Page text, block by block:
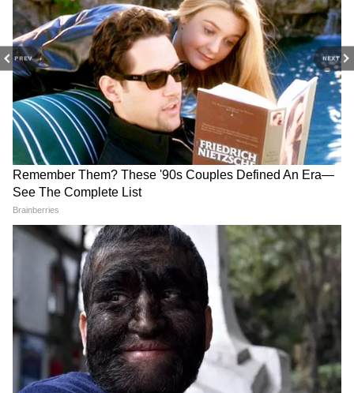
PREV NEXT
RECOMMENDED STORIES
CEO Hiring Story: 50 हज़ार
ज़्यादा सैलरी मांगी, लैपटॉप लिया
और गायब हो गई नई कर्मचारी!
₹15 लाख की नौकरी, ₹25 हजार
ज्यादा का ऑफर और एक दिन में
इस्तीफा! CEO ने सुनाई पूरी कहानी